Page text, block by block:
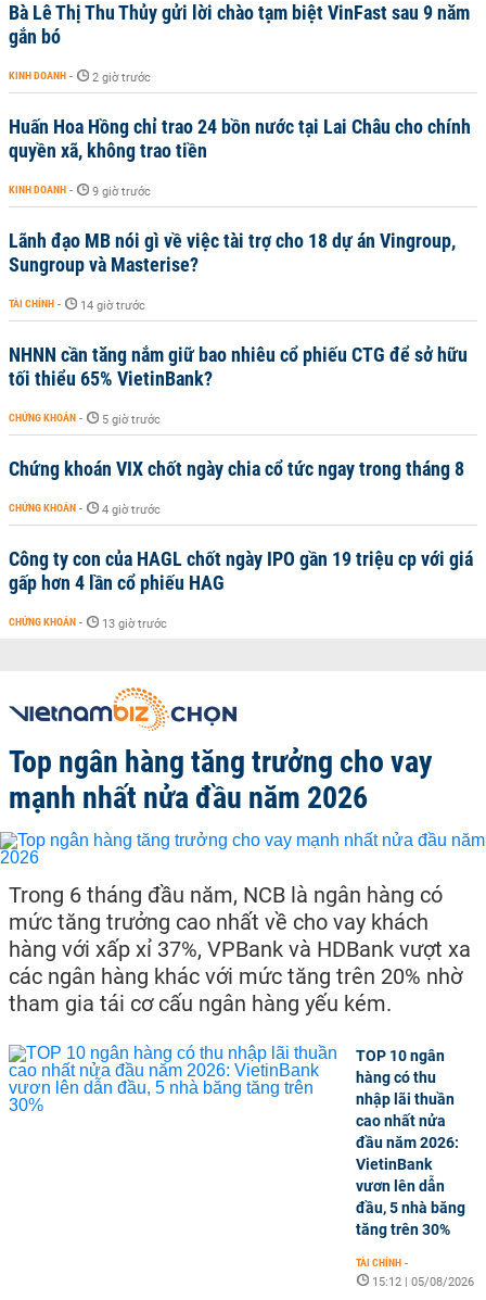
Bà Lê Thị Thu Thủy gửi lời chào tạm biệt VinFast sau 9 năm
gắn bó
KINH DOANH - 2 giờ trước
Huấn Hoa Hồng chỉ trao 24 bồn nước tại Lai Châu cho chính
quyền xã, không trao tiền
KINH DOANH - 9 giờ trước
Lãnh đạo MB nói gì về việc tài trợ cho 18 dự án Vingroup,
Sungroup và Masterise?
TÀI CHÍNH - 14 giờ trước
NHNN cần tăng nắm giữ bao nhiêu cổ phiếu CTG để sở hữu
tối thiểu 65% VietinBank?
CHỨNG KHOÁN - 5 giờ trước
Chứng khoán VIX chốt ngày chia cổ tức ngay trong tháng 8
CHỨNG KHOÁN - 4 giờ trước
Công ty con của HAGL chốt ngày IPO gần 19 triệu cp với giá
gấp hơn 4 lần cổ phiếu HAG
CHỨNG KHOÁN - 13 giờ trước
Top ngân hàng tăng trưởng cho vay
mạnh nhất nửa đầu năm 2026
Trong 6 tháng đầu năm, NCB là ngân hàng có
mức tăng trưởng cao nhất về cho vay khách
hàng với xấp xỉ 37%, VPBank và HDBank vượt xa
các ngân hàng khác với mức tăng trên 20% nhờ
tham gia tái cơ cấu ngân hàng yếu kém.
TOP 10 ngân
hàng có thu
nhập lãi thuần
cao nhất nửa
đầu năm 2026:
VietinBank
vươn lên dẫn
đầu, 5 nhà băng
tăng trên 30%
TÀI CHÍNH -
15:12 | 05/08/2026